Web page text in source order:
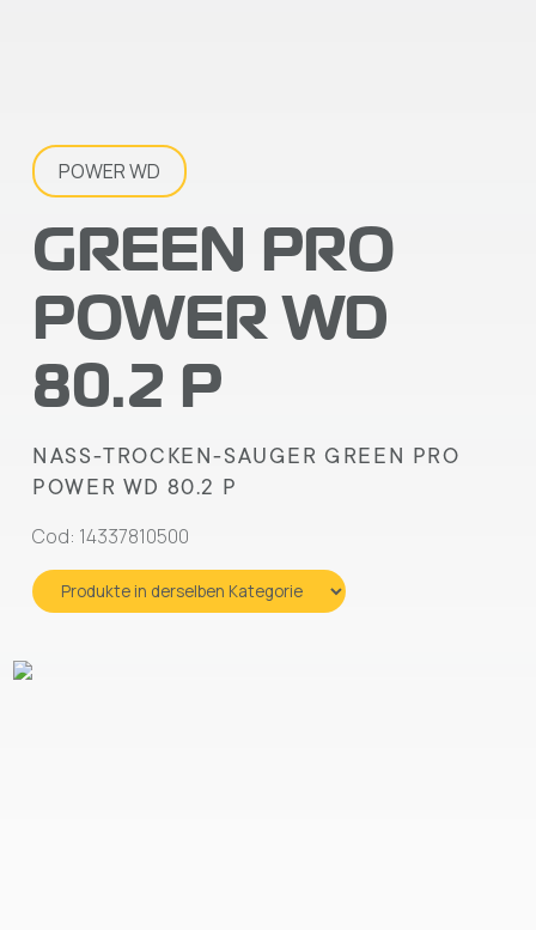
POWER WD
GREEN PRO
POWER WD
80.2 P
NASS-TROCKEN-SAUGER GREEN PRO
POWER WD 80.2 P
Cod: 14337810500